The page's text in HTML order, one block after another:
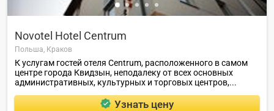
Novotel Hotel Centrum
Польша, Краков
К услугам гостей отеля Centrum, расположенного в самом
центре города Квидзын, неподалеку от всех основных
административных, культурных и торговых центров,...
Узнать цену